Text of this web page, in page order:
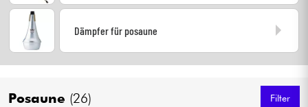
Synths & samplers
Dämpfer für posaune
Posaune (26) Filter